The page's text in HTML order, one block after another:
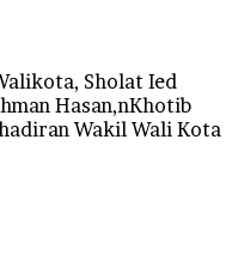
Sholat Ied
Hasan,nKhotib
Wakil Wali Kota